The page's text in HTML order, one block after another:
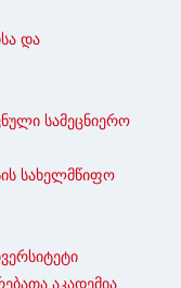
და
სამეცნიერო
სახელმწიფო
აკადემია